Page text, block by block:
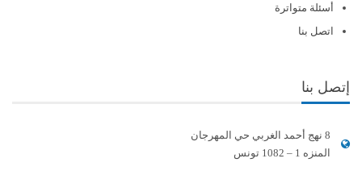
أسئلة متواترة
اتصل بنا
إتصل بنا
8 نهج أحمد الغربي حي المهرجان
المنزه 1 – 1082 تونس